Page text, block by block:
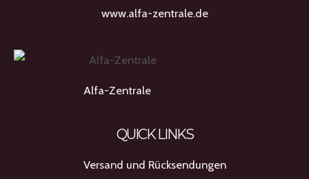
www.alfa-zentrale.de
Alfa-Zentrale
QUICK LINKS
Versand und Rücksendungen